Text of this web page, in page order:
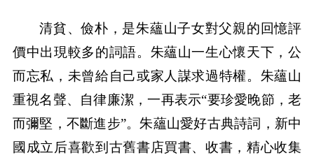
清貧、儉朴，是朱蘊山子女對父親的回憶評
價中出現較多的詞語。朱蘊山一生心懷天下，公
而忘私，未曾給自己或家人謀求過特權。朱蘊山
重視名聲、自律廉潔，一再表示“要珍愛晚節，老
而彌堅，不斷進步”。朱蘊山愛好古典詩詞，新中
國成立后喜歡到古舊書店買書、收書，精心收集